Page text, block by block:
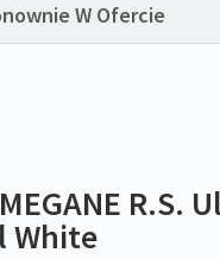
W Ofercie
R.S.
White